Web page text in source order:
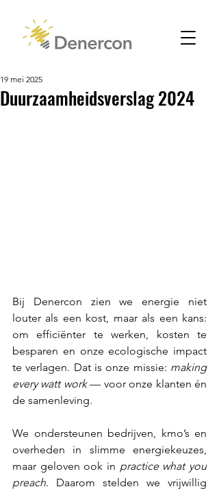
Duurzaamheidsverslag 2024
19 mei 2025
Bij Denercon zien we energie niet
louter als een kost, maar als een kans:
om efficiënter te werken, kosten te
besparen en onze ecologische impact
te verlagen. Dat is onze missie: making
every watt work — voor onze klanten én
de samenleving.
We ondersteunen bedrijven, kmo’s en
overheden in slimme energiekeuzes,
maar geloven ook in practice what you
preach. Daarom stelden we vrijwillig